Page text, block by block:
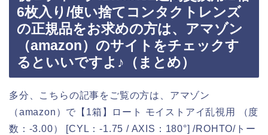
6枚入り/使い捨てコンタクトレンズ
の正規品をお求めの方は、アマゾン
（amazon）のサイトをチェックす
るといいですよ♪（まとめ）
多分、こちらの記事をご覧の方は、アマゾン
（amazon）で【1箱】ロート モイストアイ乱視用 （度
数：-3.00） [CYL：-1.75 / AXIS：180°] /ROHTO/トー